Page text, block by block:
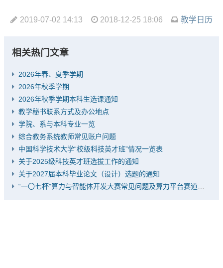
2019-07-02 14:13 2018-12-25 18:06 教学日历
相关热门文章
2026年春、夏季学期
2026年秋季学期
2026年秋季学期本科生选课通知
教学秘书联系方式及办公地点
学院、系与本科专业一览
综合教务系统教师常见账户问题
中国科学技术大学“校级科技英才班”情况一览表
关于2025级科技英才班选拔工作的通知
关于2027届本科毕业论文（设计）选题的通知
“一〇七杯”算力与智能体开发大赛常见问题及算力平台赛道推荐题目